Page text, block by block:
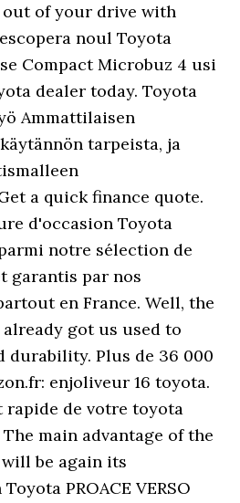
of your drive with
noul Toyota
Compact Microbuz 4 usi
dealer today. Toyota
Ammattilaisen
tarpeista, ja
a quick finance quote.
d'occasion Toyota
notre sélection de
garantis par nos
en France. Well, the
already got us used to
Plus de 36 000
enjoliveur 16 toyota.
rapide de votre toyota
main advantage of the
will be again its
PROACE VERSO